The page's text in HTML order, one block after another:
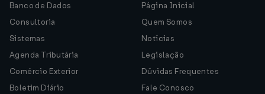
Banco de Dados
Consultoria
Sistemas
Agenda Tributária
Comércio Exterior
Boletim Diário
Página Inicial
Quem Somos
Notícias
Legislação
Dúvidas Frequentes
Fale Conosco